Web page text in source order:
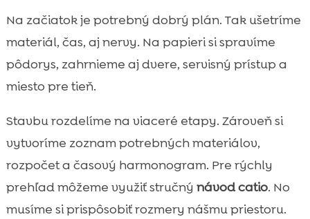
Na začiatok je potrebný dobrý plán. Tak ušetríme
materiál, čas, aj nervy. Na papieri si spravíme
pôdorys, zahrnieme aj dvere, servisný prístup a
miesto pre tieň.
Stavbu rozdelíme na viaceré etapy. Zároveň si
vytvoríme zoznam potrebných materiálov,
rozpočet a časový harmonogram. Pre rýchly
prehľad môžeme využiť stručný návod catio. No
musíme si prispôsobiť rozmery nášmu priestoru.